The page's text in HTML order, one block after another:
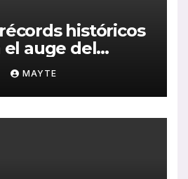
históricos
el auge del
en San
MAYTE